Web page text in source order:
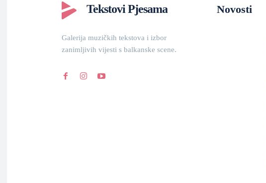
Tekstovi Pjesama
Galerija muzičkih tekstova i izbor
zanimljivih vijesti s balkanske scene.
Novosti